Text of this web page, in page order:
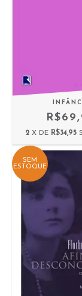
2 X DE R$34,95
SEM
ESTOQUE